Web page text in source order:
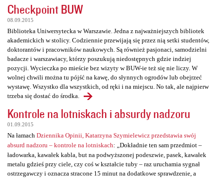
Checkpoint BUW
08.09.2015
Biblioteka Uniwersytecka w Warszawie. Jedna z najważniejszych bibliotek
akademickich w stolicy. Codziennie przewijają się przez nią setki studentów,
doktorantów i pracowników naukowych. Są również pasjonaci, samodzielni
badacze i warszawiacy, którzy poszukują niedostępnych gdzie indziej
pozycji. Wycieczka po mieście bez wizyty w BUW-ie też się nie liczy. W
wolnej chwili można tu pójść na kawę, do słynnych ogrodów lub obejrzeć
wystawę. Wszystko dla wszystkich, od ręki i na miejscu. No tak, ale najpierw
trzeba się dostać do środka.
Kontrole na lotniskach i absurdy nadzoru
01.09.2015
Na łamach Dziennika Opinii, Katarzyna Szymielewicz przedstawia swój
absurd nadzoru – kontrole na lotniskach: „Dokładnie ten sam przedmiot –
ładowarka, kawałek kabla, but na podwyższonej podeszwie, pasek, kawałek
metalu gdzieś przy ciele, czy coś w kształcie tuby – raz uruchamia sygnał
ostrzegawczy i oznacza stracone 15 minut na dodatkowe sprawdzenie, a